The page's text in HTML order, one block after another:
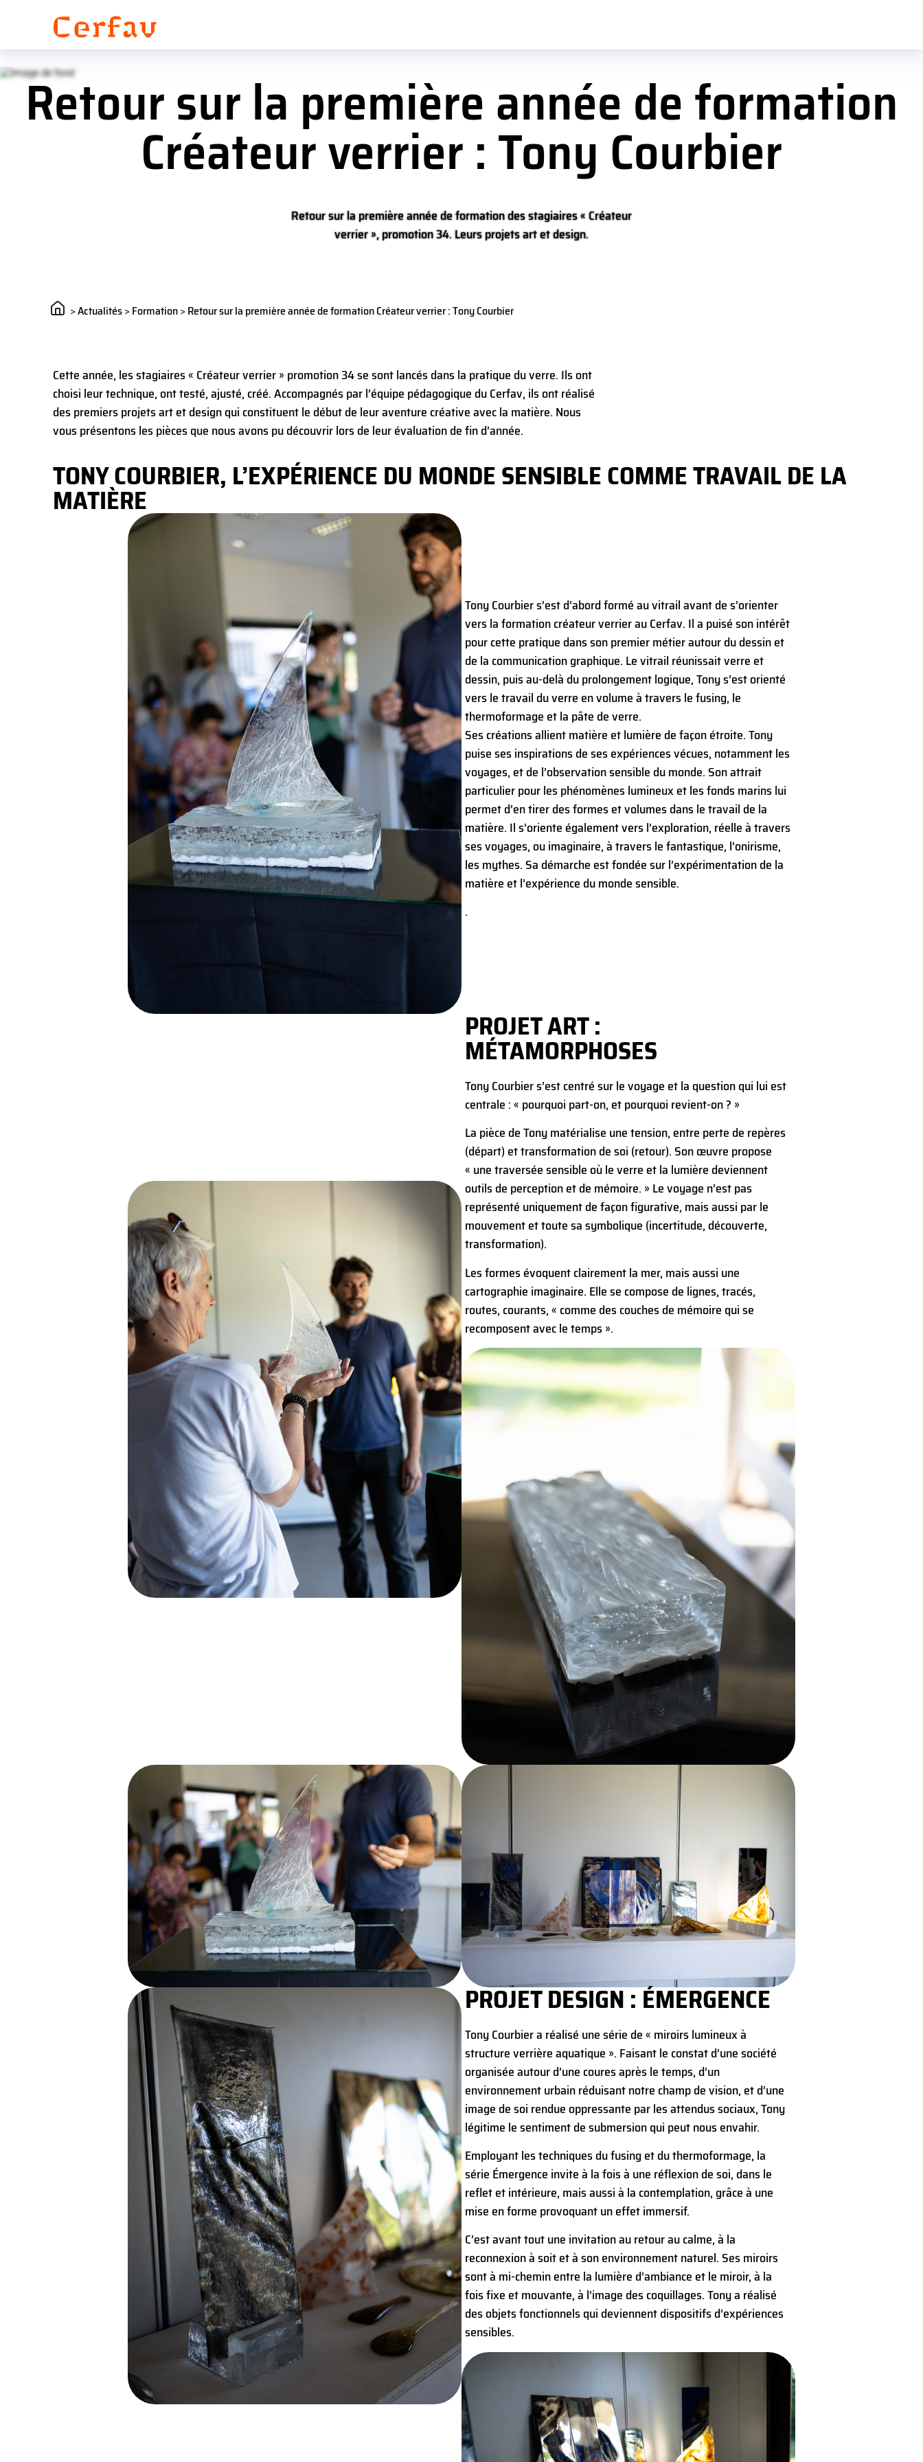
Retour sur la première année de formation
Créateur verrier : Tony Courbier
Retour sur la première année de formation des stagiaires « Créateur
verrier », promotion 34. Leurs projets art et design.
>Actualités>Formation>Retour sur la première année de formation Créateur verrier : Tony Courbier
Cette année, les stagiaires « Créateur verrier » promotion 34 se sont lancés dans la pratique du verre. Ils ont
choisi leur technique, ont testé, ajusté, créé. Accompagnés par l’équipe pédagogique du Cerfav, ils ont réalisé
des premiers projets art et design qui constituent le début de leur aventure créative avec la matière. Nous
vous présentons les pièces que nous avons pu découvrir lors de leur évaluation de fin d’année.
TONY COURBIER, L’EXPÉRIENCE DU MONDE SENSIBLE COMME TRAVAIL DE LA
MATIÈRE
Tony Courbier s’est d’abord formé au vitrail avant de s’orienter
vers la formation créateur verrier au Cerfav. Il a puisé son intérêt
pour cette pratique dans son premier métier autour du dessin et
de la communication graphique. Le vitrail réunissait verre et
dessin, puis au-delà du prolongement logique, Tony s’est orienté
vers le travail du verre en volume à travers le fusing, le
thermoformage et la pâte de verre.
Ses créations allient matière et lumière de façon étroite. Tony
puise ses inspirations de ses expériences vécues, notamment les
voyages, et de l’observation sensible du monde. Son attrait
particulier pour les phénomènes lumineux et les fonds marins lui
permet d’en tirer des formes et volumes dans le travail de la
matière. Il s’oriente également vers l’exploration, réelle à travers
ses voyages, ou imaginaire, à travers le fantastique, l’onirisme,
les mythes. Sa démarche est fondée sur l’expérimentation de la
matière et l’expérience du monde sensible.
.
PROJET ART :
MÉTAMORPHOSES
Tony Courbier s’est centré sur le voyage et la question qui lui est
centrale : « pourquoi part-on, et pourquoi revient-on ? »
La pièce de Tony matérialise une tension, entre perte de repères
(départ) et transformation de soi (retour). Son œuvre propose
« une traversée sensible où le verre et la lumière deviennent
outils de perception et de mémoire. » Le voyage n’est pas
représenté uniquement de façon figurative, mais aussi par le
mouvement et toute sa symbolique (incertitude, découverte,
transformation).
Les formes évoquent clairement la mer, mais aussi une
cartographie imaginaire. Elle se compose de lignes, tracés,
routes, courants, « comme des couches de mémoire qui se
recomposent avec le temps ».
PROJET DESIGN : ÉMERGENCE
Tony Courbier a réalisé une série de « miroirs lumineux à
structure verrière aquatique ». Faisant le constat d’une société
organisée autour d’une coures après le temps, d’un
environnement urbain réduisant notre champ de vision, et d’une
image de soi rendue oppressante par les attendus sociaux, Tony
légitime le sentiment de submersion qui peut nous envahir.
Employant les techniques du fusing et du thermoformage, la
série Émergence invite à la fois à une réflexion de soi, dans le
reflet et intérieure, mais aussi à la contemplation, grâce à une
mise en forme provoquant un effet immersif.
C’est avant tout une invitation au retour au calme, à la
reconnexion à soit et à son environnement naturel. Ses miroirs
sont à mi-chemin entre la lumière d’ambiance et le miroir, à la
fois fixe et mouvante, à l’image des coquillages. Tony a réalisé
des objets fonctionnels qui deviennent dispositifs d’expériences
sensibles.